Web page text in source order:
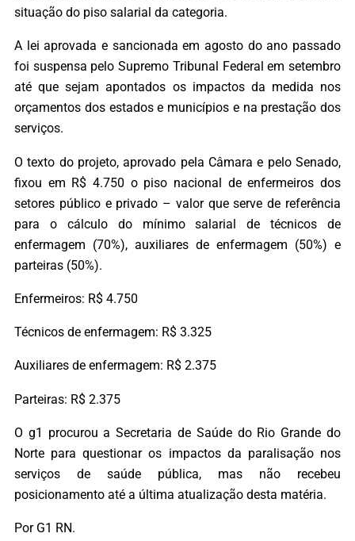
situação do piso salarial da categoria.
A lei aprovada e sancionada em agosto do ano passado
foi suspensa pelo Supremo Tribunal Federal em setembro
até que sejam apontados os impactos da medida nos
orçamentos dos estados e municípios e na prestação dos
serviços.
O texto do projeto, aprovado pela Câmara e pelo Senado,
fixou em R$ 4.750 o piso nacional de enfermeiros dos
setores público e privado – valor que serve de referência
para o cálculo do mínimo salarial de técnicos de
enfermagem (70%), auxiliares de enfermagem (50%) e
parteiras (50%).
Enfermeiros: R$ 4.750
Técnicos de enfermagem: R$ 3.325
Auxiliares de enfermagem: R$ 2.375
Parteiras: R$ 2.375
O g1 procurou a Secretaria de Saúde do Rio Grande do
Norte para questionar os impactos da paralisação nos
serviços de saúde pública, mas não recebeu
posicionamento até a última atualização desta matéria.
Por G1 RN.